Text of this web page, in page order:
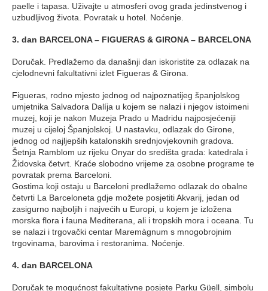
paelle i tapasa. Uživajte u atmosferi ovog grada jedinstvenog i
uzbudljivog života. Povratak u hotel. Noćenje.
3. dan BARCELONA – FIGUERAS & GIRONA – BARCELONA
Doručak. Predlažemo da današnji dan iskoristite za odlazak na
cjelodnevni fakultativni izlet Figueras & Girona.
Figueras, rodno mjesto jednog od najpoznatijeg španjolskog
umjetnika Salvadora Dalíja u kojem se nalazi i njegov istoimeni
muzej, koji je nakon Muzeja Prado u Madridu najposjećeniji
muzej u cijeloj Španjolskoj. U nastavku, odlazak do Girone,
jednog od najljepših katalonskih srednjovjekovnih gradova.
Šetnja Ramblom uz rijeku Onyar do središta grada: katedrala i
Židovska četvrt. Kraće slobodno vrijeme za osobne programe te
povratak prema Barceloni.
Gostima koji ostaju u Barceloni predlažemo odlazak do obalne
četvrti La Barceloneta gdje možete posjetiti Akvarij, jedan od
zasigurno najboljih i najvećih u Europi, u kojem je izložena
morska flora i fauna Mediterana, ali i tropskih mora i oceana. Tu
se nalazi i trgovački centar Maremàgnum s mnogobrojnim
trgovinama, barovima i restoranima. Noćenje.
4. dan BARCELONA
Doručak te mogućnost fakultativne posjete Parku Güell, simbolu